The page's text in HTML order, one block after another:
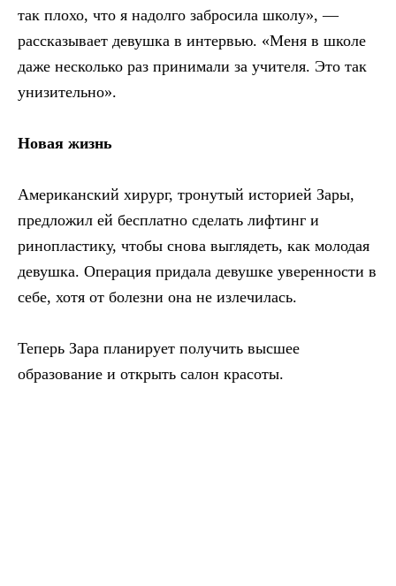
так плохо, что я надолго забросила школу», —
рассказывает девушка в интервью. «Меня в школе
даже несколько раз принимали за учителя. Это так
унизительно».
Новая жизнь
Американский хирург, тронутый историей Зары,
предложил ей бесплатно сделать лифтинг и
ринопластику, чтобы снова выглядеть, как молодая
девушка. Операция придала девушке уверенности в
себе, хотя от болезни она не излечилась.
Теперь Зара планирует получить высшее
образование и открыть салон красоты.